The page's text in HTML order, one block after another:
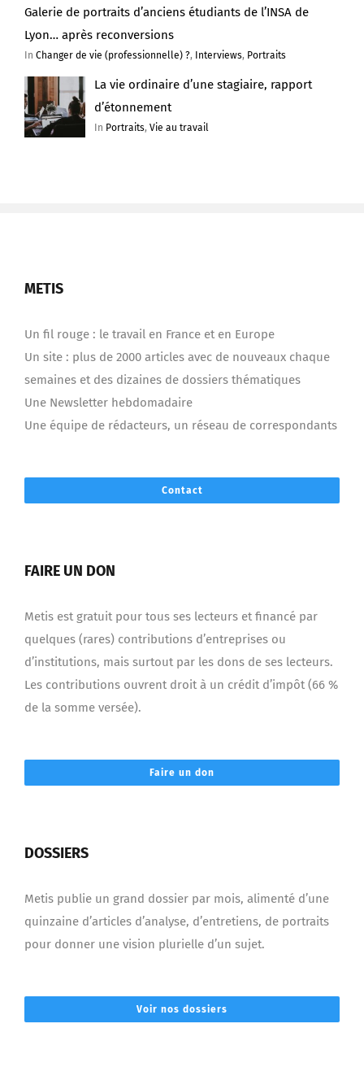
Galerie de portraits d’anciens étudiants de l’INSA de
Lyon… après reconversions
In Changer de vie (professionnelle) ?, Interviews, Portraits
La vie ordinaire d’une stagiaire, rapport
d’étonnement
In Portraits,Vie au travail
METIS
Un fil rouge : le travail en France et en Europe
Un site : plus de 2000 articles avec de nouveaux chaque
semaines et des dizaines de dossiers thématiques
Une Newsletter hebdomadaire
Une équipe de rédacteurs, un réseau de correspondants
Contact
FAIRE UN DON
Metis est gratuit pour tous ses lecteurs et financé par
quelques (rares) contributions d’entreprises ou
d’institutions, mais surtout par les dons de ses lecteurs.
Les contributions ouvrent droit à un crédit d’impôt (66 %
de la somme versée).
Faire un don
DOSSIERS
Metis publie un grand dossier par mois, alimenté d’une
quinzaine d’articles d’analyse, d’entretiens, de portraits
pour donner une vision plurielle d’un sujet.
Voir nos dossiers